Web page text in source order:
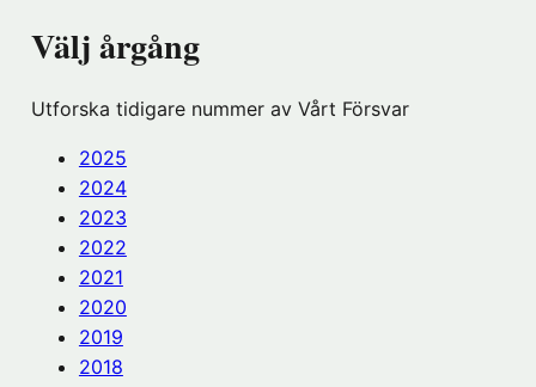
Välj årgång
Utforska tidigare nummer av Vårt Försvar
2025
2024
2023
2022
2021
2020
2019
2018